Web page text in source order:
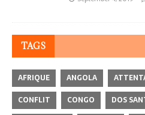
TAGS
AFRIQUE ANGOLA
CONFLIT
CONGO DOS